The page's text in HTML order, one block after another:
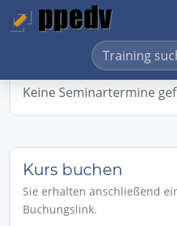
Keine Seminartermine
Kurs buchen
Sie erhalten anschließend
Buchungslink.